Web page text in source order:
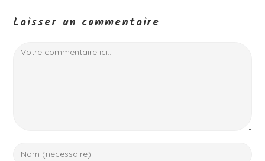
Laisser un commentaire